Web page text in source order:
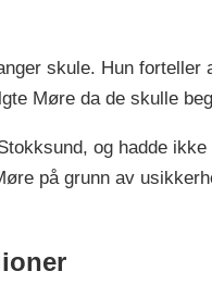
skule. Hun forteller
Møre da de skulle
og hadde
på grunn av